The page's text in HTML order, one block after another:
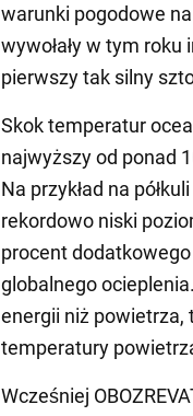
warunki pogodowe
wywołały w tym
pierwszy tak silny
Skok temperatur
najwyższy od ponad
Na przykład na
rekordowo niski
procent
globalnego
energii niż
temperatury
Wcześniej